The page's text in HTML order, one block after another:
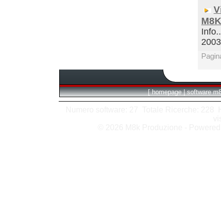
2003
[ homepage | software